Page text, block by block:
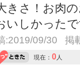
きさ！お肉
いしかった
:2019/09/30 掲
現在： 0人